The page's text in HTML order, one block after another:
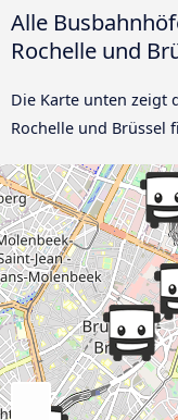
Alle
Rochelle und
Die Karte unten zeigt
Rochelle und Brüssel